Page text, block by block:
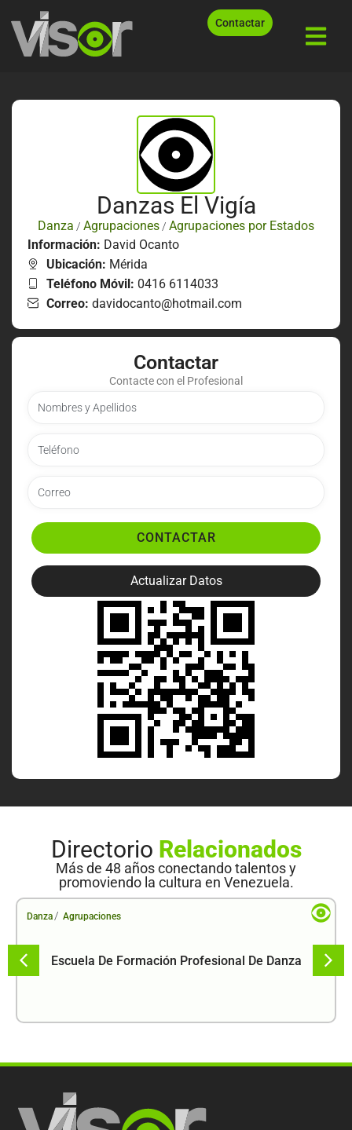
Contactar
Danzas El Vigía
Danza / Agrupaciones / Agrupaciones por Estados
Información: David Ocanto
Ubicación: Mérida
Teléfono Móvil: 0416 6114033
Correo: davidocanto@hotmail.com
Contactar
Contacte con el Profesional
CONTACTAR
Actualizar Datos
Directorio Relacionados
Más de 48 años conectando talentos y
promoviendo la cultura en Venezuela.
Danza / Agrupaciones
Escuela De Formación Profesional De Danza